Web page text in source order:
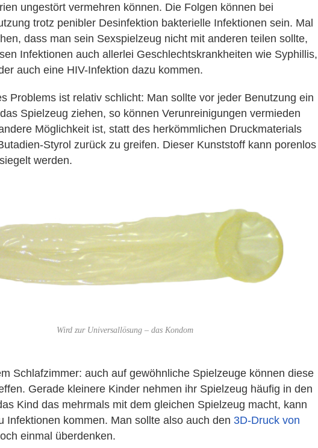
ungestört vermehren können. Die Folgen können bei
trotz penibler Desinfektion bakterielle Infektionen sein. Mal
dass man sein Sexspielzeug nicht mit anderen teilen sollte,
Infektionen auch allerlei Geschlechtskrankheiten wie Syphillis,
auch eine HIV-Infektion dazu kommen.
Problems ist relativ schlicht: Man sollte vor jeder Benutzung ein
Spielzeug ziehen, so können Verunreinigungen vermieden
Möglichkeit ist, statt des herkömmlichen Druckmaterials
Styrol zurück zu greifen. Dieser Kunststoff kann porenlos
werden.
Wird zur Universallösung – das Kondom
Schlafzimmer: auch auf gewöhnliche Spielzeuge können diese
Gerade kleinere Kinder nehmen ihr Spielzeug häufig in den
Kind das mehrmals mit dem gleichen Spielzeug macht, kann
Infektionen kommen. Man sollte also auch den 3D-Druck von
einmal überdenken.